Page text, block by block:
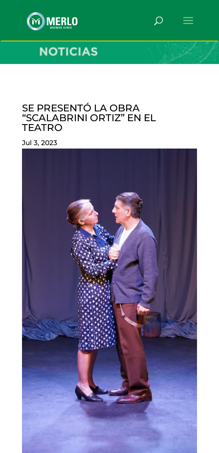
SE PRESENTÓ LA OBRA
“SCALABRINI ORTIZ” EN EL
TEATRO
Jul 3, 2023